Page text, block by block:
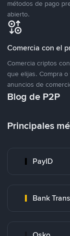
métodos de pago
abierto.
Comercia con el
Comercia criptos
que elijas. Compra
anuncios de
Blog de P2P
Principales
PayID
Bank